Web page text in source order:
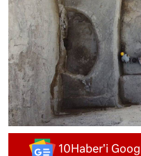
10Haber'i